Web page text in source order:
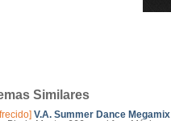
Similares
V.A. Summer Dance